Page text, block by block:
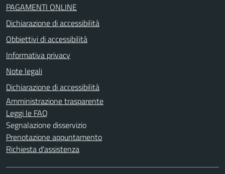
PAGAMENTI ONLINE
Dichiarazione di accessibilità
Obbiettivi di accessibilità
Informativa privacy
Note legali
Dichiarazione di accessibilità
Amministrazione trasparente
Leggi le FAQ
Segnalazione disservizio
Prenotazione appuntamento
Richiesta d'assistenza